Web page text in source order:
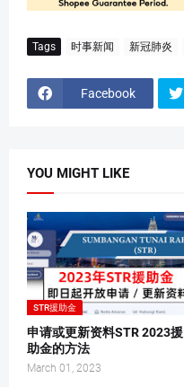
Tags 时事新闻 新冠肺炎
Facebook
YOU MIGHT LIKE
STR援助金
申请或更新资料STR 2023援
助金的方法
March 01, 2023